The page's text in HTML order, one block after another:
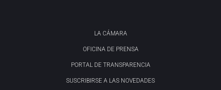
LA CÁMARA
OFICINA DE PRENSA
PORTAL DE TRANSPARENCIA
SUSCRIBIRSE A LAS NOVEDADES